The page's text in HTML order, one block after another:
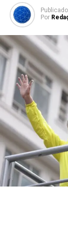
Publicado
Por